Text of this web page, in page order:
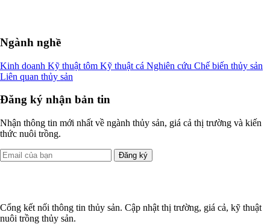
Ngành nghề
Kinh doanh Kỹ thuật tôm Kỹ thuật cá Nghiên cứu Chế biến thủy sản
Liên quan thủy sản
Đăng ký nhận bản tin
Nhận thông tin mới nhất về ngành thủy sản, giá cả thị trường và kiến
thức nuôi trồng.
Đăng ký
Cổng kết nối thông tin thủy sản. Cập nhật thị trường, giá cả, kỹ thuật
nuôi trồng thủy sản.